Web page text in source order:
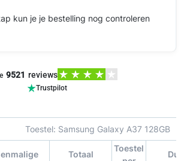
kun je je bestelling nog controleren
9521 reviews
Trustpilot
Toestel: Samsung Galaxy A37 128GB
Totaal
Toestel